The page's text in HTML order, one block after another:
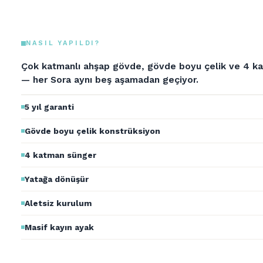
NASIL YAPILDI?
Çok katmanlı ahşap gövde, gövde boyu çelik ve 4
— her Sora aynı beş aşamadan geçiyor.
5 yıl garanti
Gövde boyu çelik konstrüksiyon
4 katman sünger
Yatağa dönüşür
Aletsiz kurulum
Masif kayın ayak